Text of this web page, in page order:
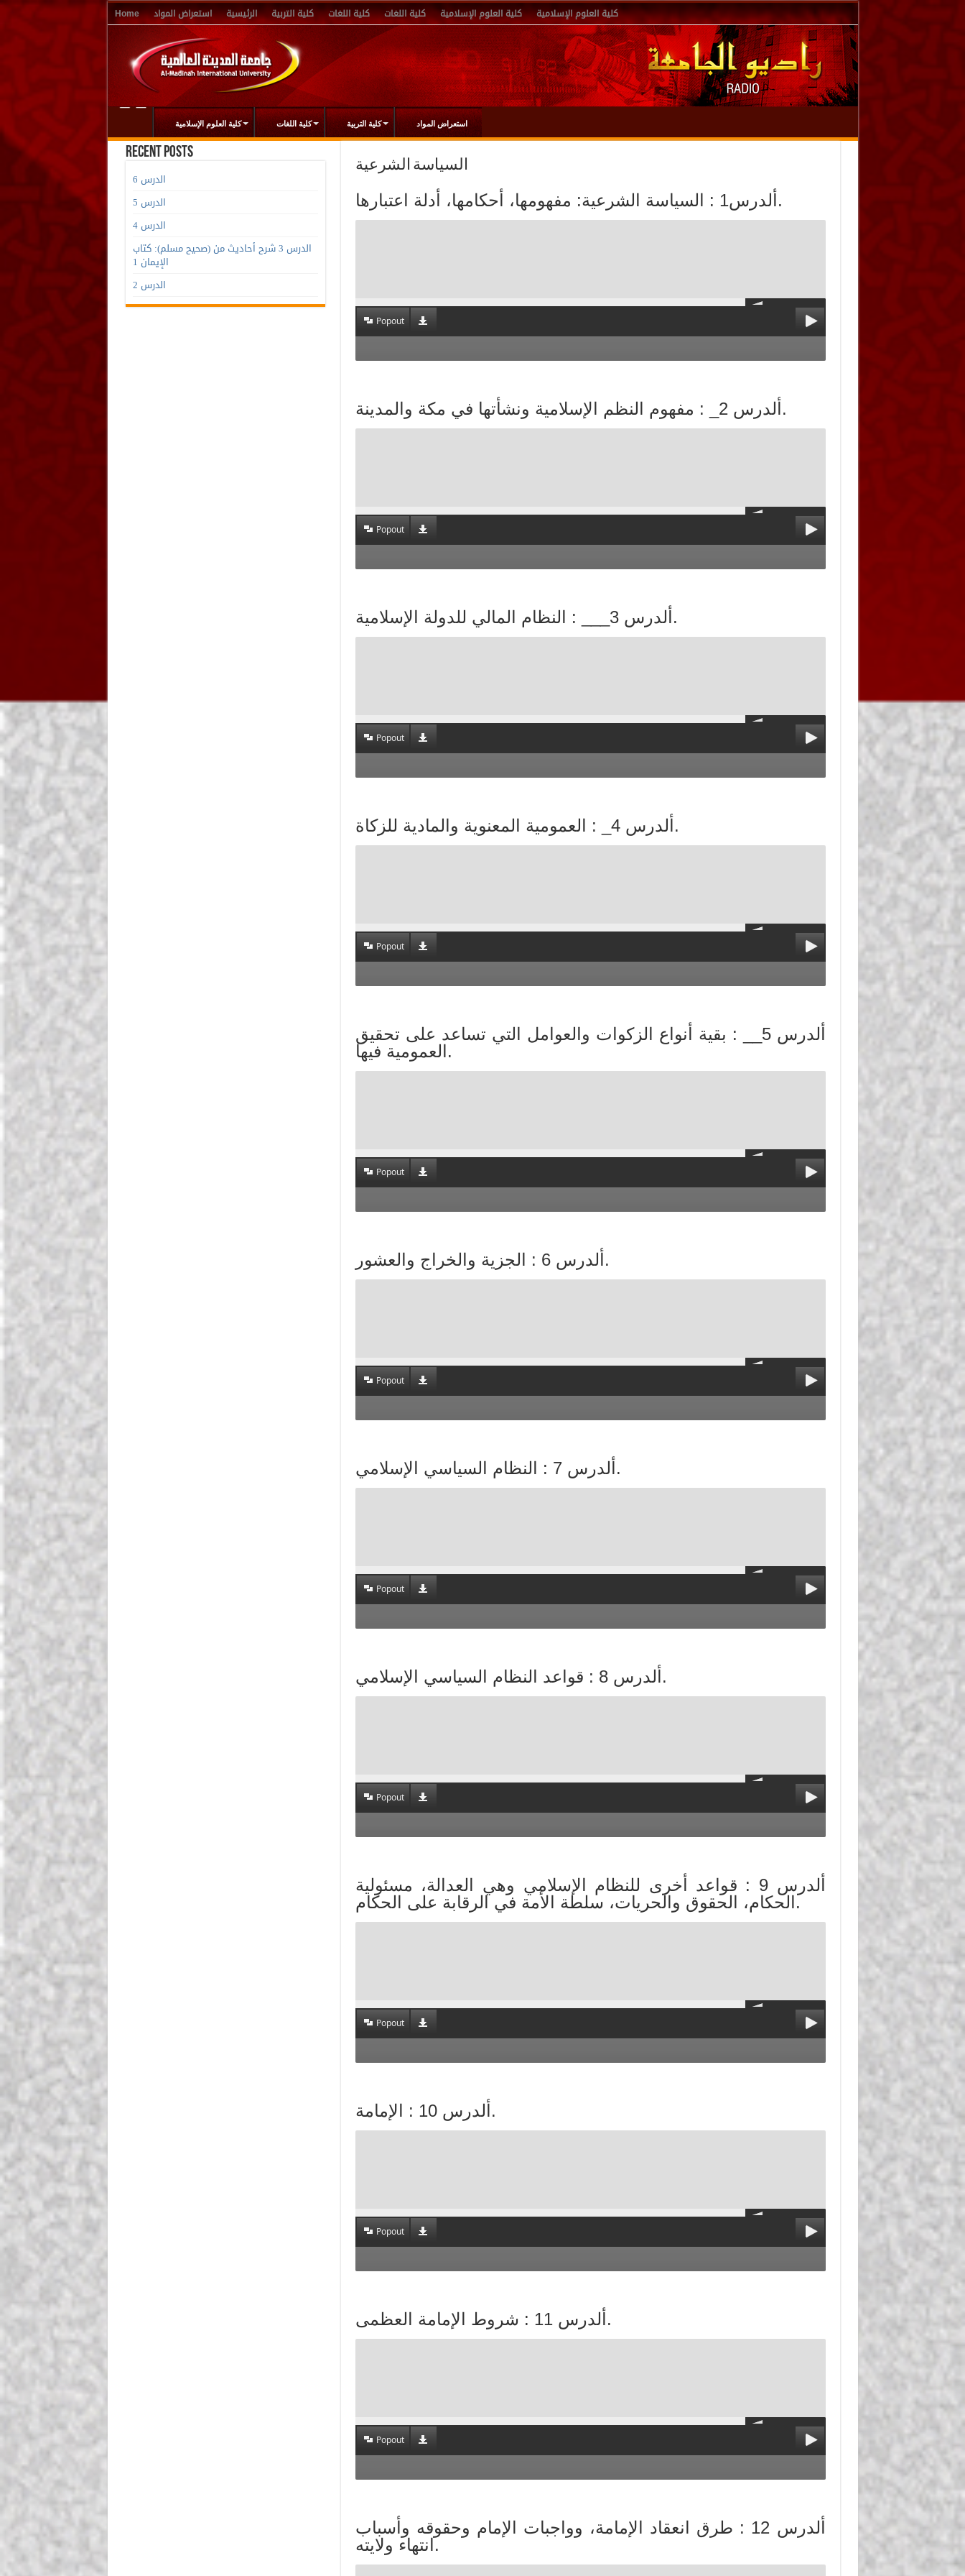
Home استعراض المواد الرئيسية كلية التربية كلية اللغات كلية اللغات كلية العلوم الإسلامية كلية العلوم الإسلامية
كلية العلوم الإسلامية كلية اللغات كلية التربية استعراض المواد
السياسة الشرعية
ألدرس1 : السياسة الشرعية: مفهومها، أحكامها، أدلة اعتبارها.
Popout
ألدرس 2_ : مفهوم النظم الإسلامية ونشأتها في مكة والمدينة.
Popout
ألدرس 3___ : النظام المالي للدولة الإسلامية.
Popout
ألدرس 4_ : العمومية المعنوية والمادية للزكاة.
Popout
ألدرس 5__ : بقية أنواع الزكوات والعوامل التي تساعد على تحقيق
العمومية فيها.
Popout
ألدرس 6 : الجزية والخراج والعشور.
Popout
ألدرس 7 : النظام السياسي الإسلامي.
Popout
ألدرس 8 : قواعد النظام السياسي الإسلامي.
Popout
ألدرس 9 : قواعد أخرى للنظام الإسلامي وهي العدالة، مسئولية
الحكام، الحقوق والحريات، سلطة الأمة في الرقابة على الحكام.
Popout
ألدرس 10 : الإمامة.
Popout
ألدرس 11 : شروط الإمامة العظمى.
Popout
ألدرس 12 : طرق انعقاد الإمامة، وواجبات الإمام وحقوقه وأسباب
انتهاء ولايته.
Recent Posts
الدرس 6
الدرس 5
الدرس 4
الدرس 3 شرح أحاديث من (صحيح مسلم): كتاب
الإيمان 1
الدرس 2